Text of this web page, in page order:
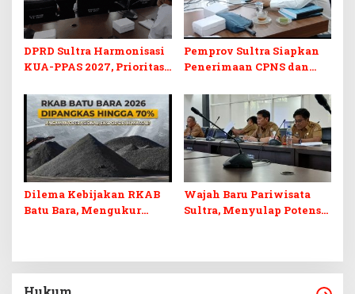
DPRD Sultra Harmonisasi
KUA-PPAS 2027, Prioritas
dan Pelunasan Utang
Infrastruktur
Pemprov Sultra Siapkan
Penerimaan CPNS dan
Desak Formasi Disabilitas
Dilema Kebijakan RKAB
Batu Bara, Mengukur
Wajah Baru Pariwisata
Sultra, Menyulap Potensi